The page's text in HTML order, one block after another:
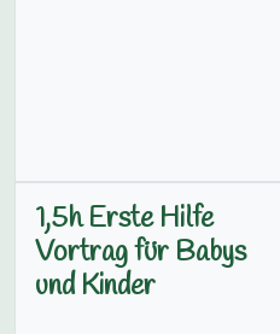
1,5h Erste Hilfe
Vortrag für Babys
und Kinder